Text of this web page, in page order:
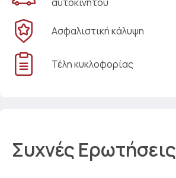
Ασφαλιστική κάλυψη
Τέλη κυκλοφορίας
Συχνές Ερωτήσεις